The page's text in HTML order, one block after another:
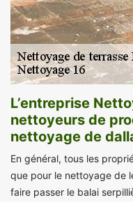
L’entreprise
nettoyeurs de
nettoyage de
En général, tous les
que pour le nettoyage de
faire passer le balai